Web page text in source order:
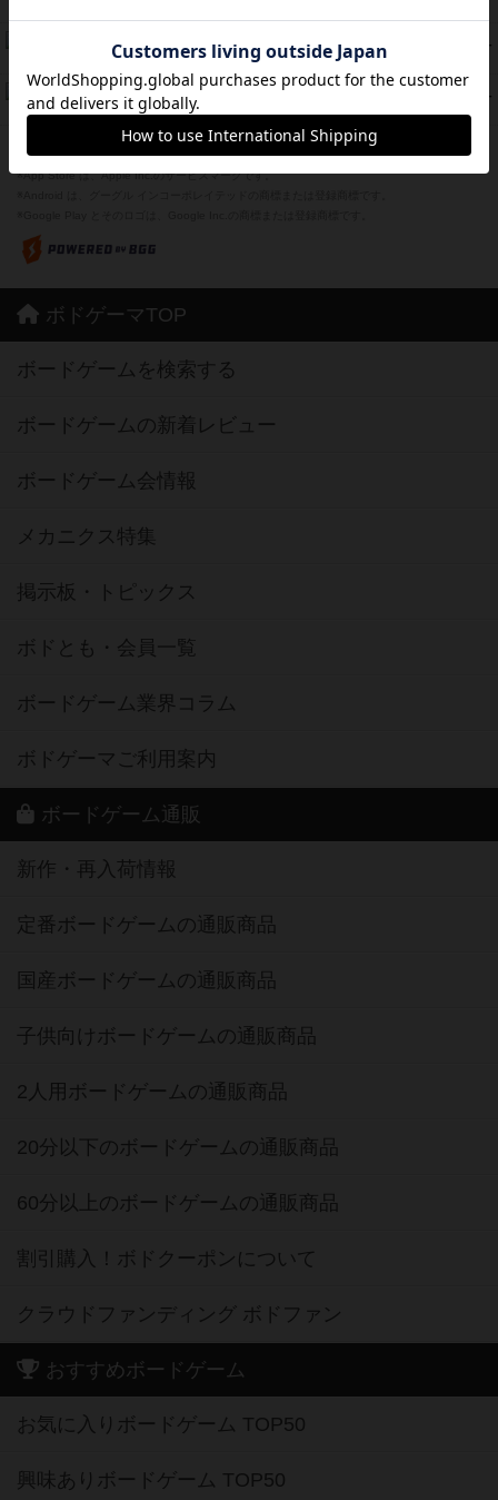
PT
紹介文なし 1件の投稿
PT
ドコジャン
紹介文あり 10件の投稿
※Apple、Apple のロゴ は、米国および他の国々で登録されたApple Inc.の商標です。
※App Store は、Apple Inc.のサービスマークです。
ボドゲーマTOP
ボードゲームを検索する
ボードゲームの新着レビュー
ボードゲーム会情報
メカニクス特集
掲示板・トピックス
ボドとも・会員一覧
ボードゲーム業界コラム
ボドゲーマご利用案内
ボードゲーム通販
新作・再入荷情報
定番ボードゲームの通販商品
国産ボードゲームの通販商品
子供向けボードゲームの通販商品
2人用ボードゲームの通販商品
20分以下のボードゲームの通販商品
60分以上のボードゲームの通販商品
割引購入！ボドクーポンについて
クラウドファンディング ボドファン
おすすめボードゲーム
お気に入りボードゲーム TOP50
興味ありボードゲーム TOP50